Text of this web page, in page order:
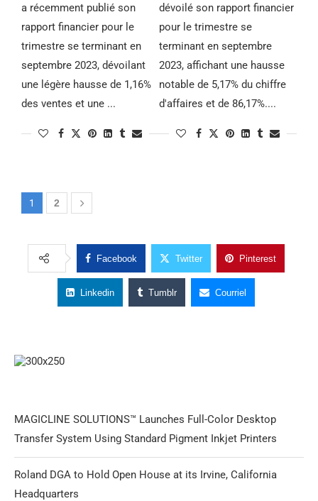
a récemment publié son
rapport financier pour le
trimestre se terminant en
septembre 2023, dévoilant
une légère hausse de 1,16%
des ventes et une ...
dévoilé son rapport financier
pour le trimestre se
terminant en septembre
2023, affichant une hausse
notable de 5,17% du chiffre
d'affaires et de 86,17%....
1 2
Facebook Twitter Pinterest
Linkedin Tumblr Courriel
MAGICLINE SOLUTIONS™ Launches Full-Color Desktop
Transfer System Using Standard Pigment Inkjet Printers
Roland DGA to Hold Open House at its Irvine, California
Headquarters